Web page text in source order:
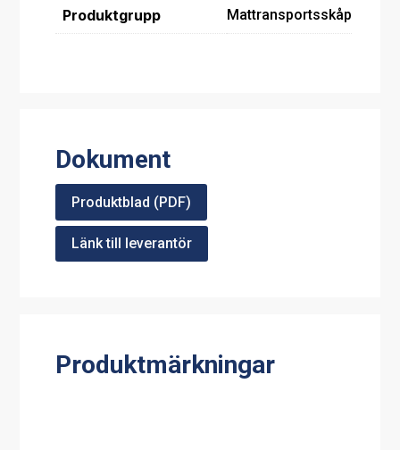
Produktgrupp Mattransportsskåp
Dokument
Produktblad (PDF)
Länk till leverantör
Produktmärkningar